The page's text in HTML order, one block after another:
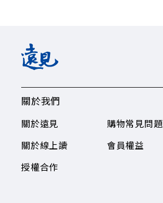
關於我們
關於遠見
關於線上讀
授權合作
購物常見問題
會員權益